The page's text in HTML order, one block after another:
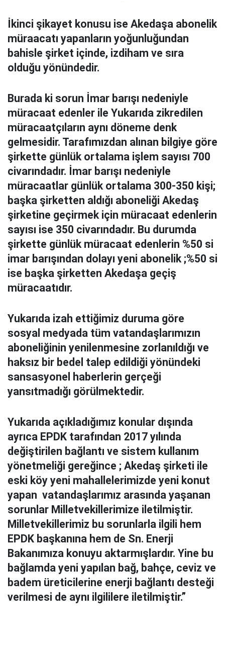
İkinci şikayet konusu ise Akedaşa abonelik
müraacatı yapanların yoğunluğundan
bahisle şirket içinde, izdiham ve sıra
olduğu yönündedir.
Burada ki sorun İmar barışı nedeniyle
müracaat edenler ile Yukarıda zikredilen
müracaatçıların aynı döneme denk
gelmesidir. Tarafımızdan alınan bilgiye göre
şirkette günlük ortalama işlem sayısı 700
civarındadır. İmar barışı nedeniyle
müracaatlar günlük ortalama 300-350 kişi;
başka şirketten aldığı aboneliği Akedaş
şirketine geçirmek için müracaat edenlerin
sayısı ise 350 civarındadır. Bu durumda
şirkette günlük müracaat edenlerin %50 si
imar barışından dolayı yeni abonelik ;%50 si
ise başka şirketten Akedaşa geçiş
müracaatıdır.
Yukarıda izah ettiğimiz duruma göre
sosyal medyada tüm vatandaşlarımızın
aboneliğinin yenilenmesine zorlanıldığı ve
haksız bir bedel talep edildiği yönündeki
sansasyonel haberlerin gerçeği
yansıtmadığı görülmektedir.
Yukarıda açıkladığımız konular dışında
ayrıca EPDK tarafından 2017 yılında
değiştirilen bağlantı ve sistem kullanım
yönetmeliği gereğince ; Akedaş şirketi ile
eski köy yeni mahallelerimizde yeni konut
yapan vatandaşlarımız arasında yaşanan
sorunlar Milletvekillerimize iletilmiştir.
Milletvekillerimiz bu sorunlarla ilgili hem
EPDK başkanına hem de Sn. Enerji
Bakanımıza konuyu aktarmışlardır. Yine bu
bağlamda yeni yapılan bağ, bahçe, ceviz ve
badem üreticilerine enerji bağlantı desteği
verilmesi de aynı ilgililere iletilmiştir.”